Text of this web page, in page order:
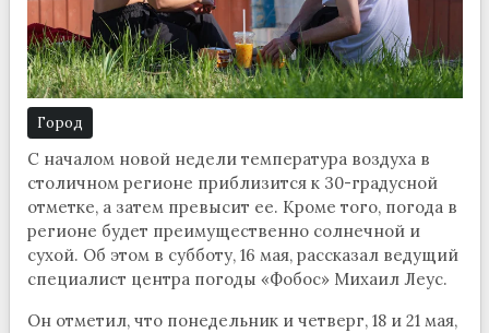
Город
С началом новой недели температура воздуха в
столичном регионе приблизится к 30-градусной
отметке, а затем превысит ее. Кроме того, погода в
регионе будет преимущественно солнечной и
сухой. Об этом в субботу, 16 мая, рассказал ведущий
специалист центра погоды «Фобос» Михаил Леус.
Он отметил, что понедельник и четверг, 18 и 21 мая,